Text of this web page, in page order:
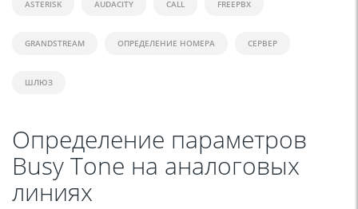
ASTERISK AUDACITY CALL FREEPBX
GRANDSTREAM ОПРЕДЕЛЕНИЕ НОМЕРА СЕРВЕР
ШЛЮЗ
Определение параметров
Busy Tone на аналоговых
линиях